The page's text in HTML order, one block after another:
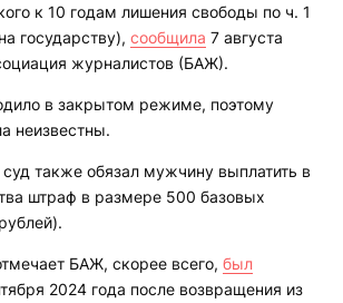
к 10 годам лишения свободы по ч. 1
государству), сообщила 7 августа
журналистов (БАЖ).
в закрытом режиме, поэтому
неизвестны.
также обязал мужчину выплатить в
штраф в размере 500 базовых
БАЖ, скорее всего, был
2024 года после возвращения из